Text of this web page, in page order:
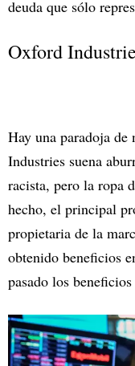
deuda que sólo
Oxford
Hay una paradoja
Industries suena
racista, pero la ropa
hecho, el principal
propietaria de la
obtenido beneficios
pasado los